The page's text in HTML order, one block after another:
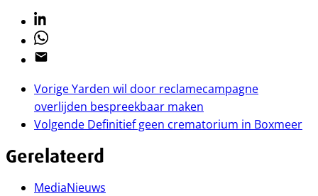
Linkedin
Whatsapp
Email
VorigeYarden wil door reclamecampagne
overlijden bespreekbaar maken
Volgende Definitief geen crematorium in Boxmeer
Gerelateerd
MediaNieuws